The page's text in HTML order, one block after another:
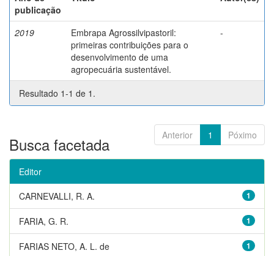
publicação
2019
Embrapa Agrossilvipastoril:
primeiras contribuições para o
desenvolvimento de uma
agropecuária sustentável.
-
Resultado 1-1 de 1.
Anterior 1 Póximo
Busca facetada
Editor
1
CARNEVALLI, R. A.
1
FARIA, G. R.
1
FARIAS NETO, A. L. de